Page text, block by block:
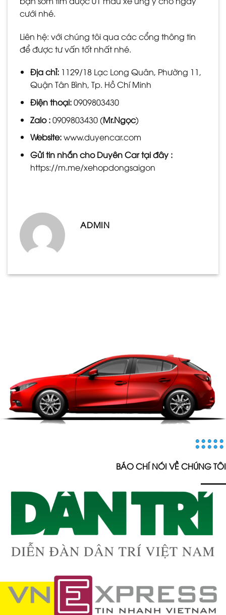
cưới nhé.
Liên hệ: với chúng tôi qua các cổng thông tin
để được tư vấn tốt nhất nhé.
Địa chỉ: 1129/18 Lạc Long Quân, Phường 11,
Quận Tân Bình, Tp. Hồ Chí Minh
Điện thoại:0909803430
Zalo :0909803430 (Mr.Ngọc)
Website:www.duyencar.com
Gửi tin nhắn choDuyên Cartại đây :
https://m.me/xehopdongsaigon
ADMIN
BÁO CHÍ NÓI VỀ CHÚNG TÔI